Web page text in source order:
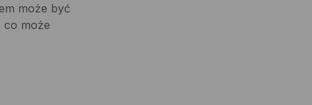
może być
co może